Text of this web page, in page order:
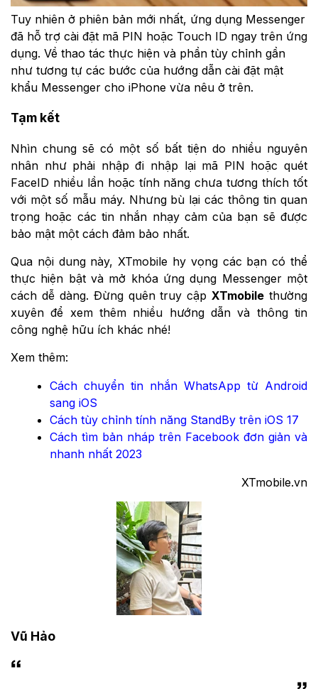
Tuy nhiên ở phiên bản mới nhất, ứng dụng Messenger
đã hỗ trợ cài đặt mã PIN hoặc Touch ID ngay trên ứng
dụng. Về thao tác thực hiện và phần tùy chỉnh gần
như tương tự các bước của hướng dẫn cài đặt mật
khẩu Messenger cho iPhone vừa nêu ở trên.
Tạm kết
Nhìn chung sẽ có một số bất tiện do nhiều nguyên
nhân như phải nhập đi nhập lại mã PIN hoặc quét
FaceID nhiều lần hoặc tính năng chưa tương thích tốt
với một số mẫu máy. Nhưng bù lại các thông tin quan
trọng hoặc các tin nhắn nhạy cảm của bạn sẽ được
bảo mật một cách đảm bảo nhất.
Qua nội dung này, XTmobile hy vọng các bạn có thể
thực hiện bật và mở khóa ứng dụng Messenger một
cách dễ dàng. Đừng quên truy cậpXTmobile thường
xuyên để xem thêm nhiều hướng dẫn và thông tin
công nghệ hữu ích khác nhé!
Xem thêm:
Cách chuyển tin nhắn WhatsApp từ Android
sang iOS
Cách tùy chỉnh tính năng StandBy trên iOS 17
Cách tìm bản nháp trên Facebook đơn giản và
nhanh nhất 2023
XTmobile.vn
Vũ Hảo